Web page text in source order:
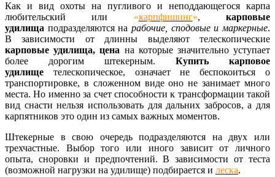
Как и вид охоты на пугливого и неподдающегося карпа
любительский или «карпфишинг»,карповые
удилища подразделяются нарабочие, сподовые и маркерные.
В зависимости от длинны выделяют телескопические
карповые удилища, цена на которые значительно уступает
более дорогим штекерным. Купить карповое
удилище телескопическое, означает не беспокоиться о
транспортировке, в сложенном виде оно не занимает много
места. Но именно за счет способности к трансформации такой
вид снасти нельзя использовать для дальних забросов, а для
карпятников это один из самых важных моментов.
Штекерные в свою очередь подразделяются на двух или
трехчастные. Выбор того или иного зависит от личного
опыта, сноровки и предпочтений. В зависимости от теста
(возможной нагрузки на удилище) подбирается и леска.